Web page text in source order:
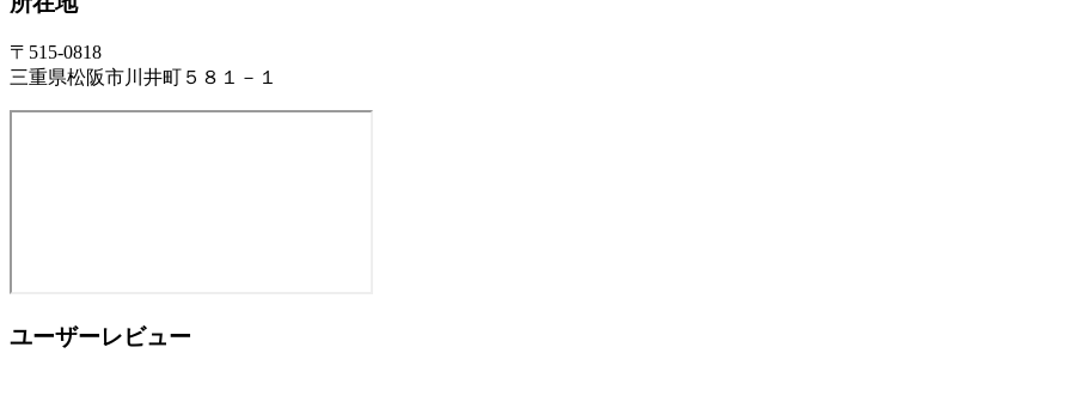
〒515-0818
三重県松阪市川井町５８１－１
ユーザーレビュー